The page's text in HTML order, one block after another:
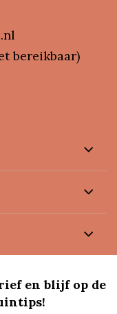
bereikbaar)
en blijf op de